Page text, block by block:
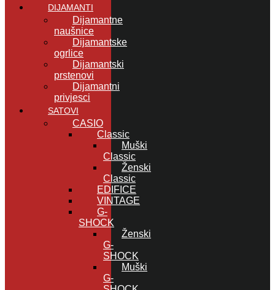
DIJAMANTI
Dijamantne
naušnice
Dijamantske
ogrlice
Dijamantski
prstenovi
Dijamantni
privjesci
SATOVI
CASIO
Classic
Muški
Classic
Ženski
Classic
EDIFICE
VINTAGE
G-
SHOCK
Ženski
G-
SHOCK
Muški
G-